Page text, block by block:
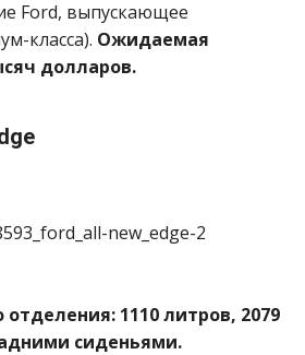
Ford, выпускающее
класса). Ожидаемая
долларов.
1110 литров, 2079
сиденьями.